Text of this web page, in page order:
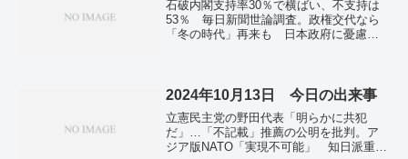
石破内閣支持率30％で横ばい、不支持は
53％ 毎日新聞世論調査。政権交代なら
「冬の時代」再来も 日本政府に憂慮の
「もうやめたい」26％ 毎日新聞世論調
ンザや新型コロナ…識者「感染対策
を」。英国のＴＰＰ加盟が発効 １２カ
国体制で自由貿易推進。
2024年10月13日 今日の出来事
立憲民主党の野田代表「明らかに共犯
だ」…「不記載」推薦の公明を批判。ア
ジア版NATO「実現不可能」 知日派重鎮